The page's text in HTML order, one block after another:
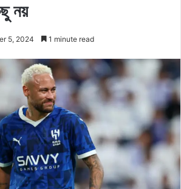
নয়
5, 2024 1 minute read